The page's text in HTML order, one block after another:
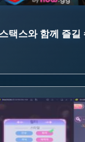
택스와 함께 즐길